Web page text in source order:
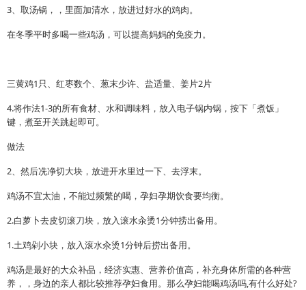
3、取汤锅，，里面加清水，放进过好水的鸡肉。
在冬季平时多喝一些鸡汤，可以提高妈妈的免疫力。
三黄鸡1只、红枣数个、葱末少许、盐适量、姜片2片
4.将作法1-3的所有食材、水和调味料，放入电子锅内锅，按下「煮饭」
键，煮至开关跳起即可。
做法
2、然后冼净切大块，放进开水里过一下、去浮末。
鸡汤不宜太油，不能过频繁的喝，孕妇孕期饮食要均衡。
2.白萝卜去皮切滚刀块，放入滚水汆烫1分钟捞出备用。
1.土鸡剁小块，放入滚水汆烫1分钟后捞出备用。
鸡汤是最好的大众补品，经济实惠、营养价值高，补充身体所需的各种营
养，，身边的亲人都比较推荐孕妇食用。那么孕妇能喝鸡汤吗,有什么好处?